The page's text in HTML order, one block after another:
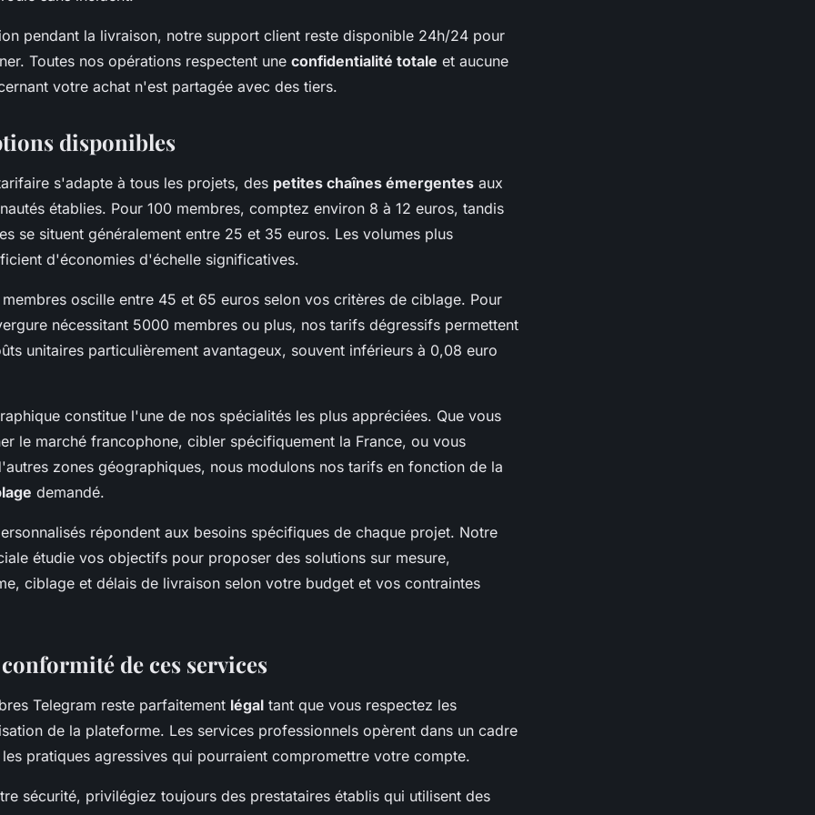
pendant la livraison, notre support client reste disponible 24h/24 pour
Toutes nos opérations respectent une confidentialité totale et aucune
votre achat n'est partagée avec des tiers.
disponibles
s'adapte à tous les projets, des petites chaînes émergentes aux
établies. Pour 100 membres, comptez environ 8 à 12 euros, tandis
se situent généralement entre 25 et 35 euros. Les volumes plus
d'économies d'échelle significatives.
oscille entre 45 et 65 euros selon vos critères de ciblage. Pour
nécessitant 5000 membres ou plus, nos tarifs dégressifs permettent
unitaires particulièrement avantageux, souvent inférieurs à 0,08 euro
constitue l'une de nos spécialités les plus appréciées. Que vous
le marché francophone, cibler spécifiquement la France, ou vous
zones géographiques, nous modulons nos tarifs en fonction de la
demandé.
répondent aux besoins spécifiques de chaque projet. Notre
étudie vos objectifs pour proposer des solutions sur mesure,
ciblage et délais de livraison selon votre budget et vos contraintes
de ces services
Telegram reste parfaitement légal tant que vous respectez les
de la plateforme. Les services professionnels opèrent dans un cadre
pratiques agressives qui pourraient compromettre votre compte.
sécurité, privilégiez toujours des prestataires établis qui utilisent des